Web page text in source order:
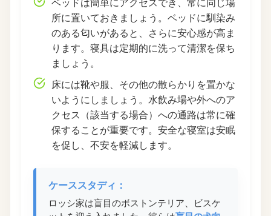
所に置いておきましょう。ベッドに馴染み
のある匂いがあると、さらに安心感が高ま
ります。寝具は定期的に洗って清潔を保ち
ましょう。
床には靴や服、その他の散らかりを置かな
いようにしましょう。水飲み場や外へのア
クセス（該当する場合）への通路は常に確
保することが重要です。安全な寝室は安眠
を促し、不安を軽減します。
ケーススタディ：
ロッシ家は盲目のボストンテリア、ビスケ